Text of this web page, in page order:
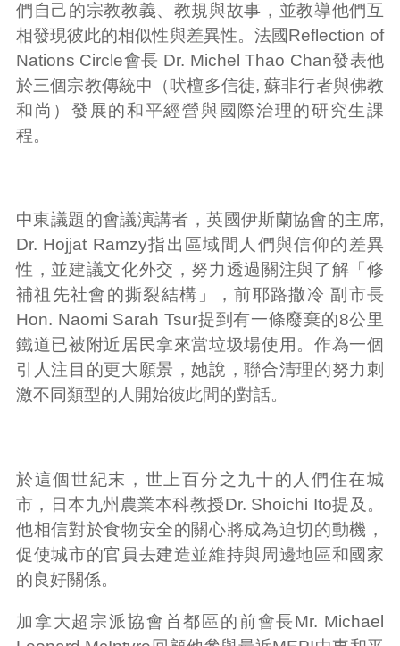
們自己的宗教教義、教規與故事，並教導他們互
相發現彼此的相似性與差異性。法國Reflection of
Nations Circle會長 Dr. Michel Thao Chan發表他
於三個宗教傳統中（吠檀多信徒, 蘇非行者與佛教
和尚）發展的和平經營與國際治理的研究生課
程。
中東議題的會議演講者，英國伊斯蘭協會的主席,
Dr. Hojjat Ramzy指出區域間人們與信仰的差異
性，並建議文化外交，努力透過關注與了解「修
補祖先社會的撕裂結構」，前耶路撒冷 副市長
Hon. Naomi Sarah Tsur提到有一條廢棄的8公里
鐵道已被附近居民拿來當垃圾場使用。作為一個
引人注目的更大願景，她說，聯合清理的努力刺
激不同類型的人開始彼此間的對話。
於這個世紀末，世上百分之九十的人們住在城
市，日本九州農業本科教授Dr. Shoichi Ito提及。
他相信對於食物安全的關心將成為迫切的動機，
促使城市的官員去建造並維持與周邊地區和國家
的良好關係。
加拿大超宗派協會首都區的前會長Mr. Michael